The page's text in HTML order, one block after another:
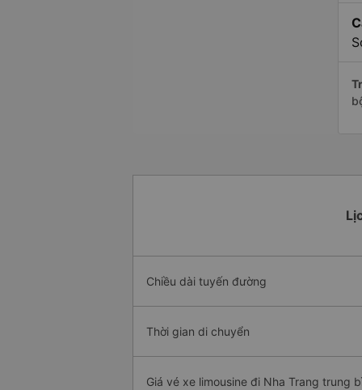
Chiều dài tuyến đường
Thời gian di chuyển
Giá vé xe limousine đi Nha Trang trung